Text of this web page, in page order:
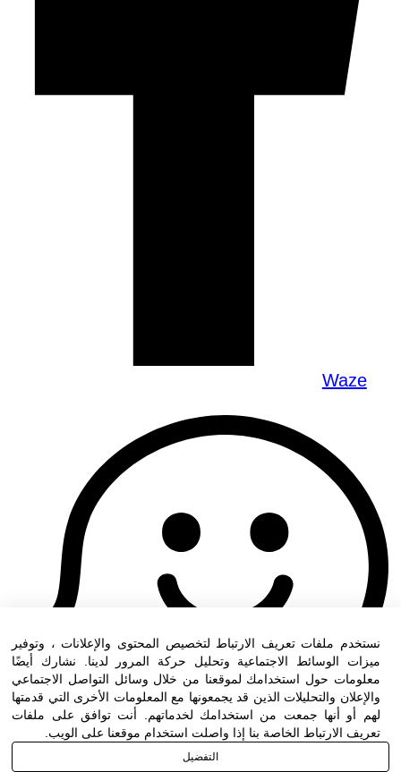
Waze
نستخدم ملفات تعريف الارتباط لتخصيص المحتوى والإعلانات ، وتوفير
ميزات الوسائط الاجتماعية وتحليل حركة المرور لدينا. نشارك أيضًا
معلومات حول استخدامك لموقعنا من خلال وسائل التواصل الاجتماعي
والإعلان والتحليلات الذين قد يجمعونها مع المعلومات الأخرى التي قدمتها
لهم أو أنها جمعت من استخدامك لخدماتهم. أنت توافق على ملفات
تعريف الارتباط الخاصة بنا إذا واصلت استخدام موقعنا على الويب.
التفضيل